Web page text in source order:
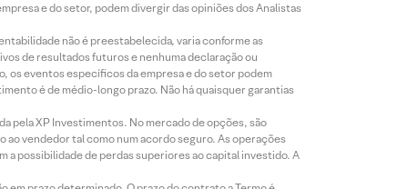
e do setor, podem divergir das opiniões dos Analistas
não é preestabelecida, varia conforme as
de resultados futuros e nenhuma declaração ou
os eventos específicos da empresa e do setor podem
é de médio-longo prazo. Não há quaisquer garantias
pela XP Investimentos. No mercado de opções, são
vendedor tal como num acordo seguro. As operações
possibilidade de perdas superiores ao capital investido. A